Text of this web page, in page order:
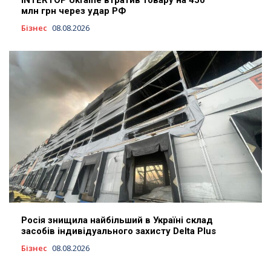
млн грн через удар РФ
Бізнес 08.08.2026
Росія знищила найбільший в Україні склад
засобів індивідуального захисту Delta Plus
Бізнес 08.08.2026